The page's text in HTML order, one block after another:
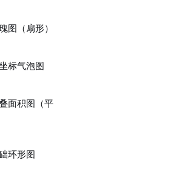
图（扇形）
标气泡图
面积图（平
环形图